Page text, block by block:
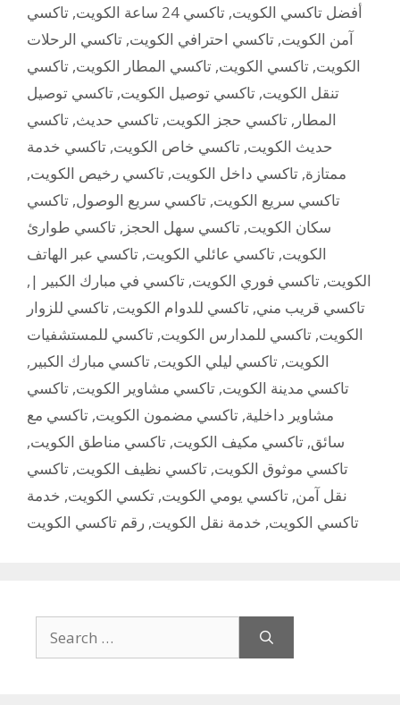
أفضل تاكسي الكويت, تاكسي 24 ساعة الكويت , تاكسي
آمن الكويت, تاكسي احترافي الكويت, تاكسي الرحلات
الكويت, تاكسي الكويت, تاكسي المطار الكويت, تاكسي
تنقل الكويت, تاكسي توصيل الكويت, تاكسي توصيل
المطار , تاكسي حجز الكويت, تاكسي حديث, تاكسي
حديث الكويت, تاكسي خاص الكويت, تاكسي خدمة
ممتازة, تاكسي داخل الكويت, تاكسي رخيص الكويت,
تاكسي سريع الكويت, تاكسي سريع الوصول, تاكسي
سكان الكويت, تاكسي سهل الحجز , تاكسي طوارئ
الكويت, تاكسي عائلي الكويت, تاكسي عبر الهاتف
الكويت, تاكسي فوري الكويت, تاكسي في مبارك الكبير |,
تاكسي قريب مني, تاكسي للدوام الكويت, تاكسي للزوار
الكويت, تاكسي للمدارس الكويت, تاكسي للمستشفيات
الكويت, تاكسي ليلي الكويت, تاكسي مبارك الكبير ,
تاكسي مدينة الكويت, تاكسي مشاوير الكويت, تاكسي
مشاوير داخلية, تاكسي مضمون الكويت, تاكسي مع
سائق, تاكسي مكيف الكويت, تاكسي مناطق الكويت,
تاكسي موثوق الكويت, تاكسي نظيف الكويت, تاكسي
نقل آمن, تاكسي يومي الكويت, تكسي الكويت, خدمة
تاكسي الكويت, خدمة نقل الكويت, رقم تاكسي الكويت
for: